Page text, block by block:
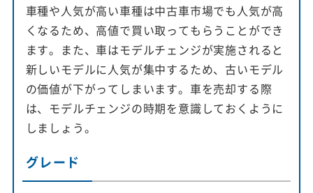
車種や人気が高い車種は中古車市場でも人気が高
くなるため、高値で買い取ってもらうことができ
ます。また、車はモデルチェンジが実施されると
新しいモデルに人気が集中するため、古いモデル
の価値が下がってしまいます。車を売却する際
は、モデルチェンジの時期を意識しておくように
しましょう。
グレード